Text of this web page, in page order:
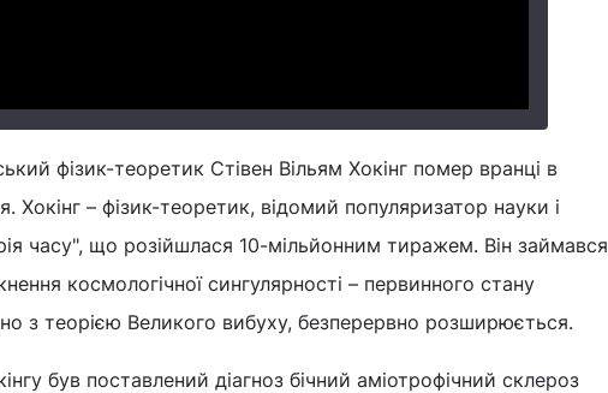
фізик-теоретик Стівен Вільям Хокінг помер вранці в
Хокінг – фізик-теоретик, відомий популяризатор науки і
часу", що розійшлася 10-мільйонним тиражем. Він займався
космологічної сингулярності – первинного стану
з теорією Великого вибуху, безперервно розширюється.
був поставлений діагноз бічний аміотрофічний склероз